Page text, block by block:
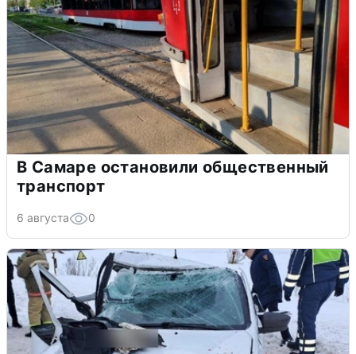
В Самаре остановили общественный
транспорт
6 августа 0